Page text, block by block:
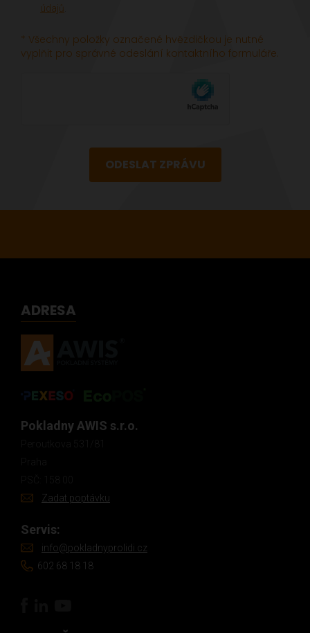
údajů
* Všechny položky označené hvězdičkou je nutné
vyplňit pro správné odeslání kontaktního formuláře.
ODESLAT ZPRÁVU
ADRESA
Pokladny AWIS s.r.o.
Zadat poptávku
Servis:
info@pokladnyprolidi.cz
602 68 18 18